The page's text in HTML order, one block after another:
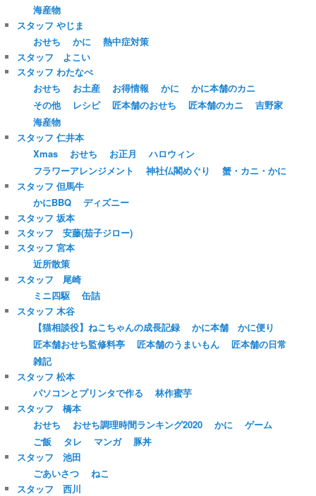
海産物
スタッフ やじま
おせち
かに
熱中症対策
スタッフ よこい
スタッフ わたなべ
おせち
お土産 お得情報 かに
かに本舗のカニ
その他
レシピ 匠本舗のおせち 匠本舗のカニ
吉野家
海産物
スタッフ 仁井本
Xmas
おせち お正月
ハロウィン
フラワーアレンジメント
神社仏閣めぐり
蟹・カニ・かに
スタッフ 但馬牛
かにBBQ
ディズニー
スタッフ 坂本
スタッフ 安藤(茄子ジロー)
スタッフ 宮本
近所散策
スタッフ 尾崎
ミニ四駆
缶詰
スタッフ 木谷
【猫相談役】ねこちゃんの成長記録
かに本舗 かに便り
匠本舗おせち監修料亭
匠本舗のうまいもん
匠本舗の日常
雑記
スタッフ 松本
パソコンとプリンタで作る
林作蜜芋
スタッフ 橋本
おせち
おせち調理時間ランキング2020 かに
ゲーム
ご飯
タレ マンガ
豚丼
スタッフ 池田
ごあいさつ
ねこ
スタッフ 西川